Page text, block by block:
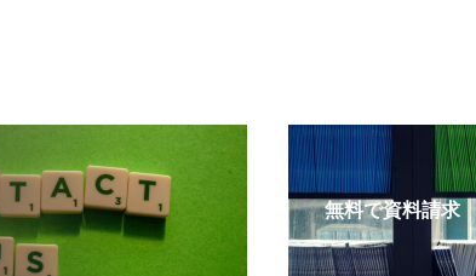
無料で資料請求